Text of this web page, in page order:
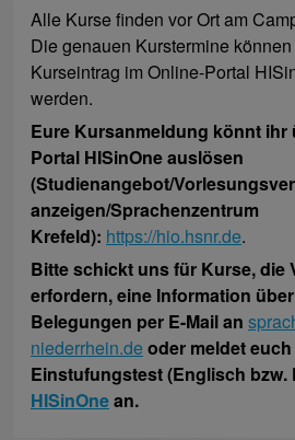
Alle Kurse finden vor Ort am
Die genauen Kurstermine
Kurseintrag im Online-Portal
werden.
Eure Kursanmeldung könnt ihr
Portal HISinOne auslösen
(Studienangebot/
anzeigen/Sprachenzentrum
Krefeld): https://hio.hsnr.de.
Bitte schickt uns für Kurse, die
erfordern, eine Information
Belegungen per E-Mail an
niederrhein.de oder meldet
Einstufungstest (Englisch bzw.
HISinOnean.